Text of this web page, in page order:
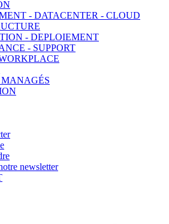
- DATACENTER - CLOUD
- DEPLOIEMENT
- SUPPORT
MANAGÉS
newsletter